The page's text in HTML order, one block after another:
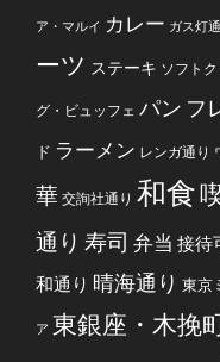
ア・マルイ カレー ガス灯
ーツ ステーキ ソフト
グ・ビュッフェ パン フ
ド ラーメン レンガ通り
華 交詢社通り 和食
通り 寿司 弁当 接待
和通り 晴海通り 東京
ア 東銀座・木挽